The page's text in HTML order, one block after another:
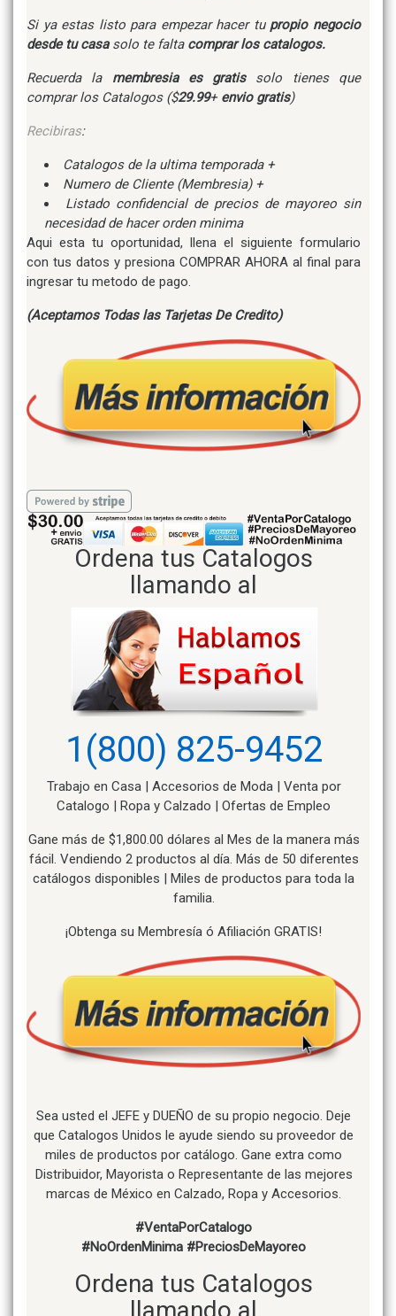
Si ya estas listo para empezar hacer tu propio negocio
desde tu casasolo te falta comprar los catalogos.
Recuerda la membresia es gratissolo tienes que
comprar los Catalogos ($29.99+envio gratis)
Recibiras:
Catalogos de la ultima temporada +
Numero de Cliente (Membresia) +
Listado confidencial de precios de mayoreo sin
necesidad de hacer orden minima
Aqui esta tu oportunidad, llena el siguiente formulario
con tus datos y presiona COMPRAR AHORA al final para
ingresar tu metodo de pago.
(Aceptamos Todas las Tarjetas De Credito)
Ordena tus Catalogos
llamando al
1(800) 825-9452
Trabajo en Casa | Accesorios de Moda | Venta por
Catalogo | Ropa y Calzado | Ofertas de Empleo
Gane más de $1,800.00 dólares al Mes de la manera más
fácil. Vendiendo 2 productos al día. Más de 50 diferentes
catálogos disponibles | Miles de productos para toda la
familia.
¡Obtenga su Membresía ó Afiliación GRATIS!
Sea usted el JEFE y DUEÑO de su propio negocio. Deje
que Catalogos Unidos le ayude siendo su proveedor de
miles de productos por catálogo. Gane extra como
Distribuidor, Mayorista o Representante de las mejores
marcas de México en Calzado, Ropa y Accesorios.
#VentaPorCatalogo
#NoOrdenMinima #PreciosDeMayoreo
Ordena tus Catalogos
llamando al